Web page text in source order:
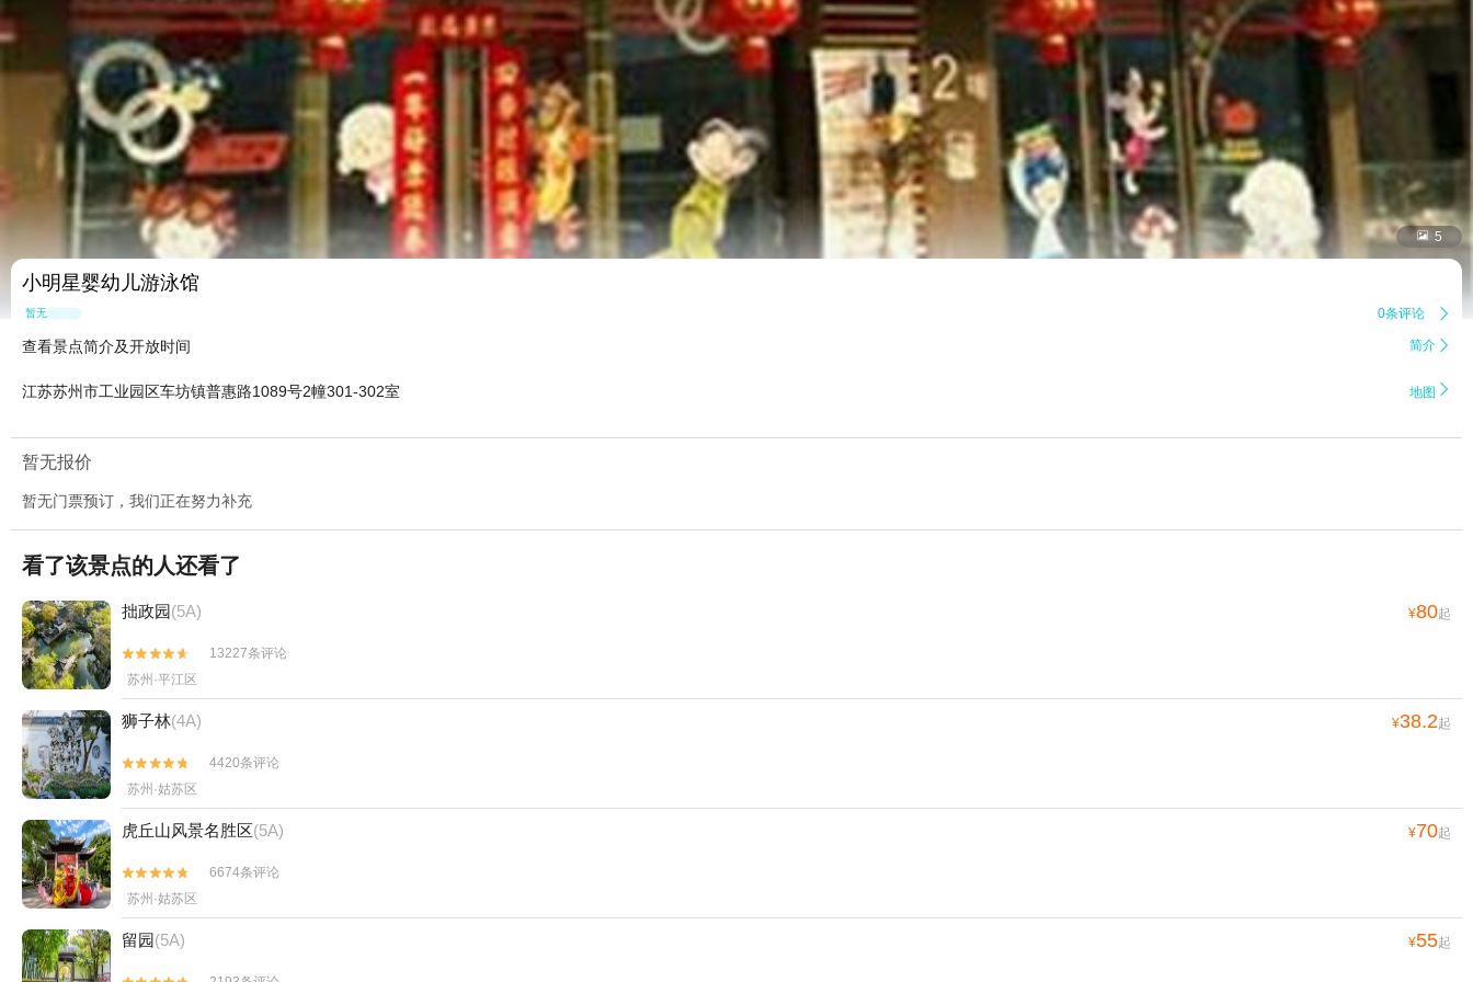
 5
小明星婴幼儿游泳馆
暂无点评 0条评论 
查看景点简介及开放时间 简介 
江苏苏州市工业园区车坊镇普惠路1089号2幢301-302室 地图 
暂无报价
暂无门票预订，我们正在努力补充
看了该景点的人还看了
拙政园(5A) ¥80起


13227条评论
苏州·平江区
狮子林(4A) ¥38.2起


4420条评论
苏州·姑苏区
虎丘山风景名胜区(5A) ¥70起


6674条评论
苏州·姑苏区
留园(5A) ¥55起